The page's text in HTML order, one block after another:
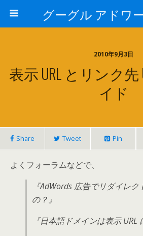
グーグル アドワ
2010年9月3日
表示 URL とリンク先
イド
Share Tweet Pin
よくフォーラムなどで、
『AdWords 広告でリダイレ
の？』
『日本語ドメインは表示 URL